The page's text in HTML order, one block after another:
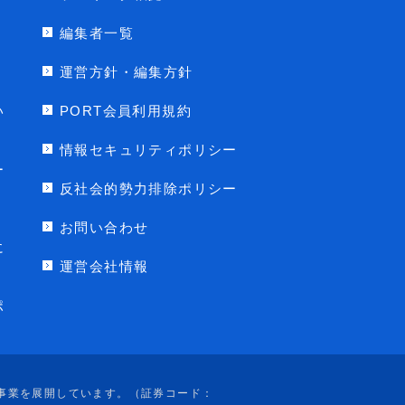
編集者一覧
運営方針・編集方針
PORT会員利用規約
情報セキュリティポリシー
反社会的勢力排除ポリシー
お問い合わせ
運営会社情報